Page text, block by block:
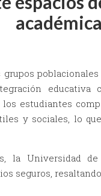
educativa
estudiantes
y sociales, lo
la Universidad
seguros,